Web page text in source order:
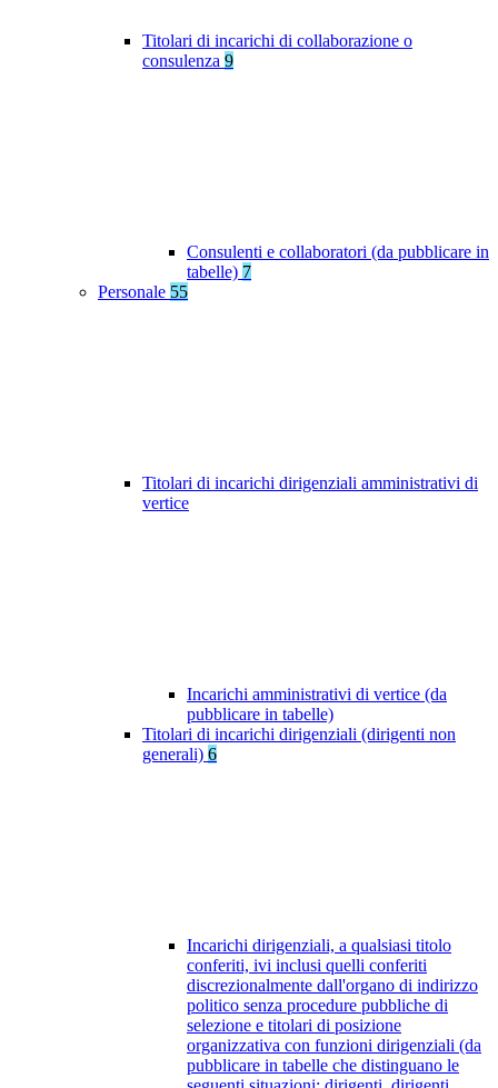
Titolari di incarichi di collaborazione o
consulenza 9
Consulenti e collaboratori (da pubblicare in
tabelle) 7
Personale 55
Titolari di incarichi dirigenziali amministrativi di
vertice
Incarichi amministrativi di vertice (da
pubblicare in tabelle)
Titolari di incarichi dirigenziali (dirigenti non
generali) 6
Incarichi dirigenziali, a qualsiasi titolo
conferiti, ivi inclusi quelli conferiti
discrezionalmente dall'organo di indirizzo
politico senza procedure pubbliche di
selezione e titolari di posizione
organizzativa con funzioni dirigenziali (da
pubblicare in tabelle che distinguano le